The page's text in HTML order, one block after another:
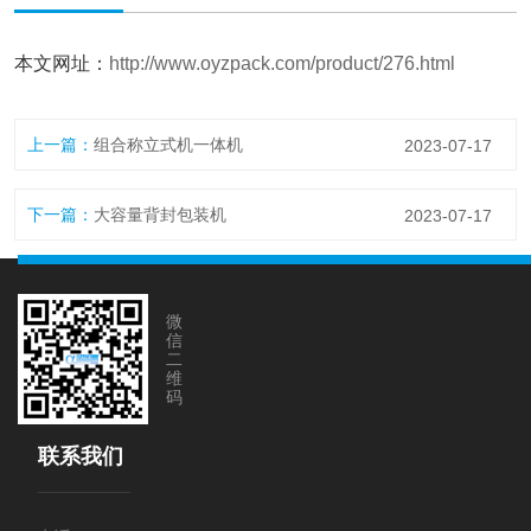
本文网址： http://www.oyzpack.com/product/276.html
上一篇： 组合称立式机一体机 2023-07-17
下一篇： 大容量背封包装机 2023-07-17
微
信
二
维
码
联系我们